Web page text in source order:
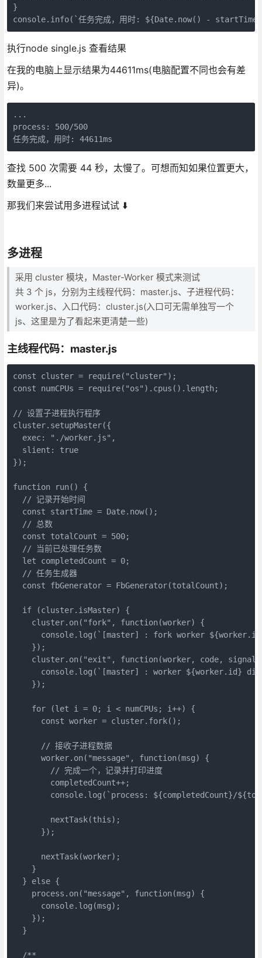
}
console.info(`任务完成，用时: ${Date.now() -
执行node single.js 查看结果
在我的电脑上显示结果为44611ms(电脑配置不同也会有差
异)。
...
process: 500/500
任务完成，用时: 44611ms
查找 500 次需要 44 秒，太慢了。可想而知如果位置更大，
数量更多...
那我们来尝试用多进程试试 ⬇️
多进程
采用 cluster 模块，Master-Worker 模式来测试
共 3 个 js，分别为主线程代码：master.js、子进程代码：
worker.js、入口代码：cluster.js(入口可无需单独写一个
js、这里是为了看起来更清楚一些)
主线程代码：master.js
const cluster = require("cluster");
const numCPUs = require("os").cpus().length;
// 设置子进程执行程序
cluster.setupMaster({
  exec: "./worker.js",
  slient: true
});
function run() {
  // 记录开始时间
  const startTime = Date.now();
  // 总数
  const totalCount = 500;
  // 当前已处理任务数
  let completedCount = 0;
  // 任务生成器
  const fbGenerator = FbGenerator(totalCount);
  if (cluster.isMaster) {
    cluster.on("fork", function(worker) {
console.log(`[master] : fork worker
    });
cluster.on("exit", function(worker, code,
console.log(`[master] : worker ${worker.id}
    });
    for (let i = 0; i < numCPUs; i++) {
      const worker = cluster.fork();
      // 接收子进程数据
      worker.on("message", function(msg) {
        // 完成一个，记录并打印进度
        completedCount++;
console.log(`process: ${completedCount}/
        nextTask(this);
      });
      nextTask(worker);
    }
  } else {
    process.on("message", function(msg) {
      console.log(msg);
    });
  }
  /**